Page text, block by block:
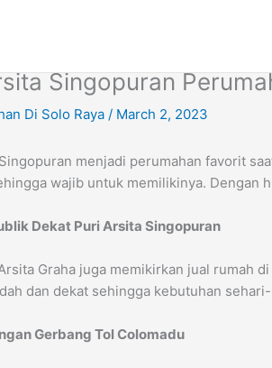
Singopuran
Di Solo Raya / March 2, 2023
menjadi perumahan favorit
wajib untuk memilikinya. Dengan
Dekat Puri Arsita Singopuran
Graha juga memikirkan jual rumah
dan dekat sehingga kebutuhan
Gerbang Tol Colomadu